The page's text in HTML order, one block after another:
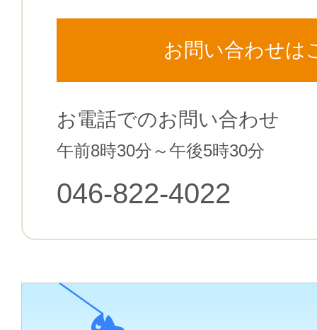
お問い合わせは
お電話でのお問い合わせ
午前8時30分～午後5時30分
046-822-4022